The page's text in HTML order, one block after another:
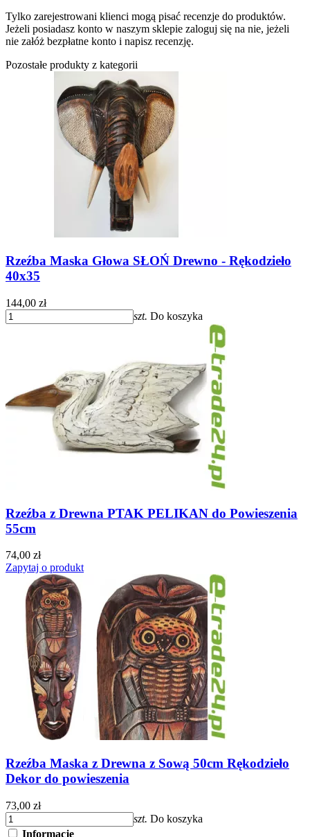
Tylko zarejestrowani klienci mogą pisać recenzje do produktów.
Jeżeli posiadasz konto w naszym sklepie zaloguj się na nie, jeżeli
nie załóż bezpłatne konto i napisz recenzję.
Pozostałe produkty z kategorii
Rzeźba Maska Głowa SŁOŃ Drewno - Rękodzieło
40x35
144,00 zł
szt. Do koszyka
Rzeźba z Drewna PTAK PELIKAN do Powieszenia
55cm
74,00 zł
Zapytaj o produkt
Rzeźba Maska z Drewna z Sową 50cm Rękodzieło
Dekor do powieszenia
73,00 zł
szt. Do koszyka
Informacje